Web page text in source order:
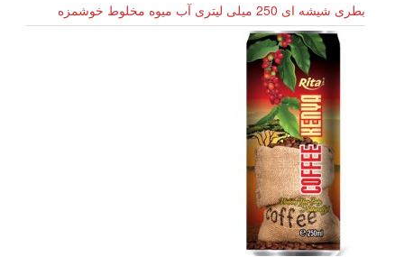
بطری شیشه ای 250 میلی لیتری آب میوه مخلوط خوشمزه